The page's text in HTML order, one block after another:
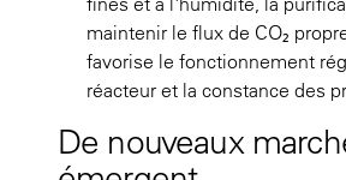
maintenir le flux de CO₂
favorise le fonctionnement
réacteur et la constance des
De nouveaux